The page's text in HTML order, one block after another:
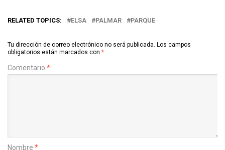
RELATED TOPICS: ELSA PALMAR PARQUE
Tu dirección de correo electrónico no será publicada. Los campos
obligatorios están marcados con *
Comentario *
Nombre *